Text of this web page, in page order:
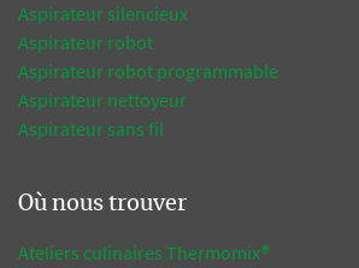
Aspirateur silencieux
Aspirateur robot
Aspirateur robot programmable
Aspirateur nettoyeur
Aspirateur sans fil
Où nous trouver
Ateliers culinaires Thermomix®